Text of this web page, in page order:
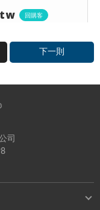
下一則
司